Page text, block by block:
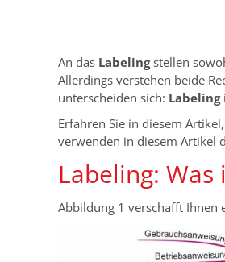
An das Labelingstellen
Allerdings verstehen beide
unterscheiden sich: Labeling
Erfahren Sie in diesem
verwenden in diesem Artikel
Labeling: Was
Abbildung 1 verschafft Ihnen